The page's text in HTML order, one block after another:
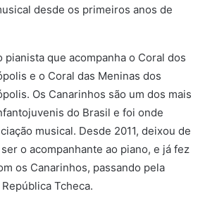
desde os primeiros anos de
pianista que acompanha o Coral dos
e o Coral das Meninas dos
Os Canarinhos são um dos mais
do Brasil e foi onde
musical. Desde 2011, deixou de
o acompanhante ao piano, e já fez
os Canarinhos, passando pela
Tcheca.